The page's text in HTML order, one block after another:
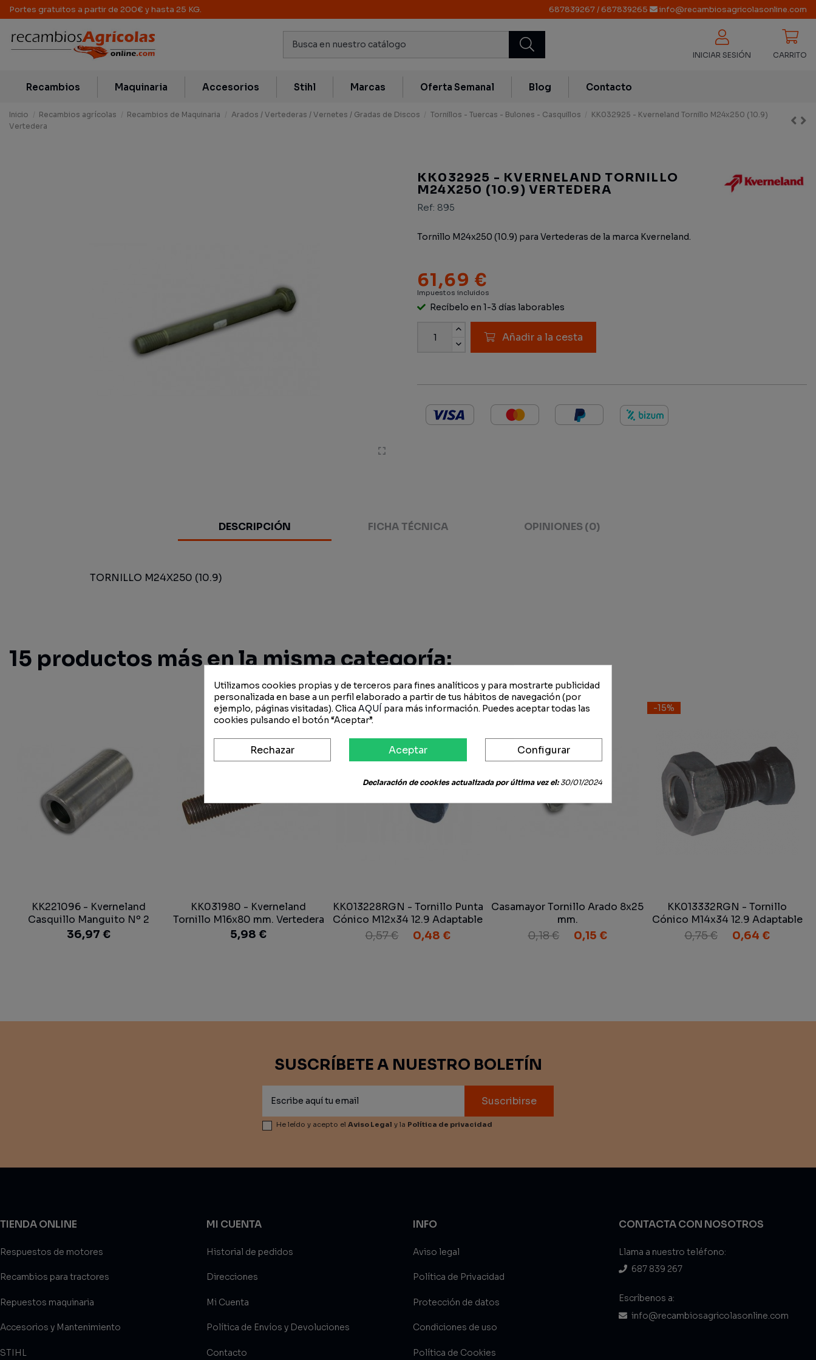
Portes gratuitos a partir de 200€ y hasta 25 KG. 687839267/687839265 info@recambiosagricolasonline.com
INICIAR SESIÓN CARRITO
Recambios Maquinaria Accesorios Stihl Marcas Oferta Semanal Blog Contacto
Inicio Recambios agrícolas Recambios de Maquinaria Arados / Vertederas / Vernetes / Gradas de Discos Tornillos - Tuercas - Bulones - Casquillos
KK032925 - Kverneland Tornillo M24x250 (10.9)
Vertedera
KK032925 - KVERNELAND TORNILLO
M24X250 (10.9) VERTEDERA
Ref: 895
Tornillo M24x250 (10.9) para Vertederas de la marca Kverneland.
61,69 €
Impuestos incluidos
Recíbelo en 1-3 días laborables
Añadir a la cesta
DESCRIPCIÓN FICHA TÉCNICA OPINIONES (0)
TORNILLO M24X250 (10.9)
15 productos más en la misma categoría:
KK221096 - Kverneland
Casquillo Manguito Nº 2
Vertedera
36,97 €
KK031980 - Kverneland
Tornillo M16x80 mm. Vertedera
5,98 €
-15%
KK013228RGN - Tornillo Punta
Cónico M12x34 12.9 Adaptable
Kverneland
0,57 € 0,48 €
-15%
Casamayor Tornillo Arado 8x25
mm.
0,18 € 0,15 €
-15%
KK013332RGN - Tornillo
Cónico M14x34 12.9 Adaptable
Kverneland
0,75 € 0,64 €
SUSCRÍBETE A NUESTRO BOLETÍN
Suscribirse
He leído y acepto el Aviso Legal y la Política de privacidad
TIENDA ONLINE
Respuestos de motores
Recambios para tractores
Repuestos maquinaria
Accesorios y Mantenimiento
STIHL
MI CUENTA
Historial de pedidos
Direcciones
Mi Cuenta
Política de Envíos y Devoluciones
Contacto
INFO
Aviso legal
Política de Privacidad
Protección de datos
Condiciones de uso
Política de Cookies
CONTACTA CON NOSOTROS
Llama a nuestro teléfono:
687 839 267
Escríbenos a:
info@recambiosagricolasonline.com
Utilizamos cookies propias y de terceros para fines analíticos y para mostrarte publicidad
personalizada en base a un perfil elaborado a partir de tus hábitos de navegación (por
ejemplo, páginas visitadas). Clica AQUÍ para más información. Puedes aceptar todas las
cookies pulsando el botón “Aceptar”.
Rechazar Aceptar Configurar
Declaración de cookies actualizada por última vez el:30/01/2024